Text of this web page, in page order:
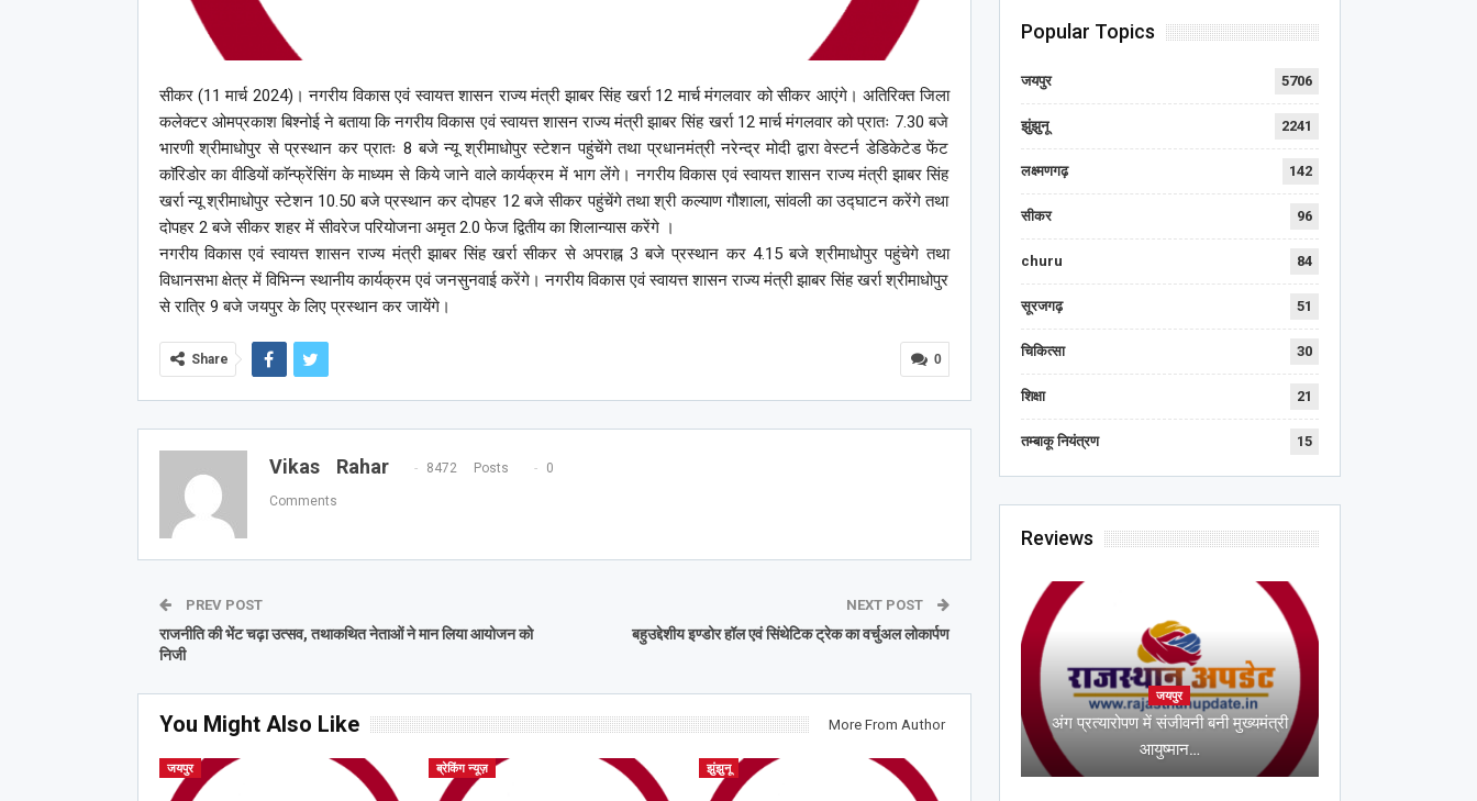
सीकर (11 मार्च 2024)। नगरीय विकास एवं स्वायत्त शासन राज्य मंत्री झाबर सिंह खर्रा 12 मार्च मंगलवार को सीकर आएंगे। अतिरिक्त जिला
कलेक्टर ओमप्रकाश बिश्नोई ने बताया कि नगरीय विकास एवं स्वायत्त शासन राज्य मंत्री झाबर सिंह खर्रा 12 मार्च मंगलवार को प्रातः 7.30 बजे
भारणी श्रीमाधोपुर से प्रस्थान कर प्रातः 8 बजे न्यू श्रीमाधोपुर स्टेशन पहुंचेंगे तथा प्रधानमंत्री नरेन्द्र मोदी द्वारा वेस्टर्न डेडिकेटेड फेंट
काॅरिडोर का वीडियों काॅन्फ्रेंसिंग के माध्यम से किये जाने वाले कार्यक्रम में भाग लेंगे। नगरीय विकास एवं स्वायत्त शासन राज्य मंत्री झाबर सिंह
खर्रा न्यू श्रीमाधोपुर स्टेशन 10.50 बजे प्रस्थान कर दोपहर 12 बजे सीकर पहुंचेंगे तथा श्री कल्याण गौशाला, सांवली का उद्घाटन करेंगे तथा
दोपहर 2 बजे सीकर शहर में सीवरेज परियोजना अमृत 2.0 फेज द्वितीय का शिलान्यास करेंगे ।
नगरीय विकास एवं स्वायत्त शासन राज्य मंत्री झाबर सिंह खर्रा सीकर से अपराह्न 3 बजे प्रस्थान कर 4.15 बजे श्रीमाधोपुर पहुंचेगे तथा
विधानसभा क्षेत्र में विभिन्न स्थानीय कार्यक्रम एवं जनसुनवाई करेंगे। नगरीय विकास एवं स्वायत्त शासन राज्य मंत्री झाबर सिंह खर्रा श्रीमाधोपुर
से रात्रि 9 बजे जयपुर के लिए प्रस्थान कर जायेंगे।
0
Share
Vikas Rahar 8472 Posts 0
Comments
PREV POST
राजनीति की भेंट चढ़ा उत्सव, तथाकथित नेताओं ने मान लिया आयोजन को
निजी
NEXT POST
बहुउद्देशीय इण्डोर हॉल एवं सिंथेटिक ट्रेक का वर्चुअल लोकार्पण
You Might Also Like More From Author
जयपुर ब्रेकिंग न्यूज़ झुंझुनू
Popular Topics
जयपुर 5706
झुंझुनू 2241
लक्ष्मणगढ़ 142
सीकर 96
churu 84
सूरजगढ़ 51
चिकित्सा 30
शिक्षा 21
तम्बाकू नियंत्रण 15
Reviews
जयपुर
अंग प्रत्यारोपण में संजीवनी बनी मुख्यमंत्री
आयुष्मान…